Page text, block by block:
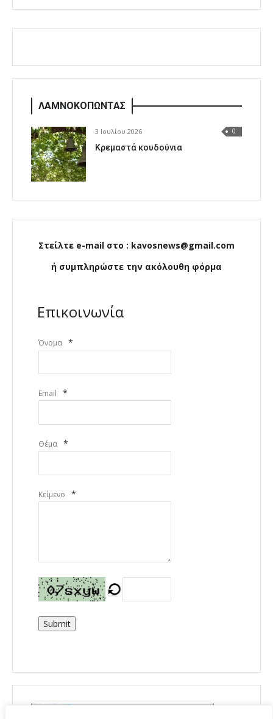
ΛΑΜΝΟΚΟΠΩΝΤΑΣ
3 Ιουλίου 2026 0
Κρεμαστά κουδούνια
Στείλτε e-mail στο : kavosnews@gmail.com
ή συμπληρώστε την ακόλουθη φόρμα
Επικοινωνία
Όνομα *
Email *
Θέμα *
Κείμενο *
Submit